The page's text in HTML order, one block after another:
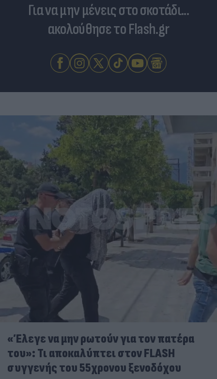
Για να μην μένεις στο σκοτάδι...
ακολούθησε το Flash.gr
«Έλεγε να μην ρωτούν για τον πατέρα
του»: Τι αποκαλύπτει στον FLASH
συγγενής του 55χρονου ξενοδόχου